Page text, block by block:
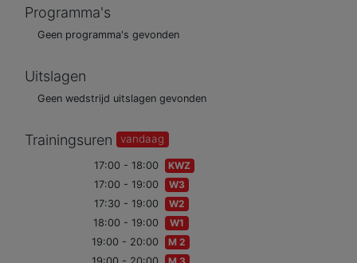
Programma's
Geen programma's gevonden
Uitslagen
Geen wedstrijd uitslagen gevonden
Trainingsuren vandaag
17:00 - 18:00
KWZ
17:00 - 19:00
W3
17:30 - 19:00
W2
18:00 - 19:00
W1
19:00 - 20:00
M 2